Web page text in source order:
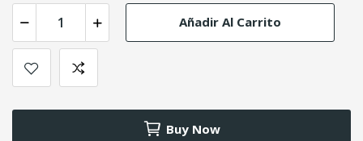
Añadir Al Carrito
Buy Now